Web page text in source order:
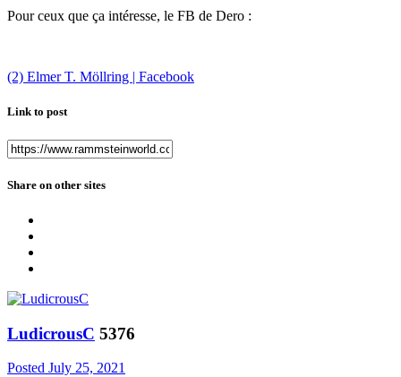
Pour ceux que ça intéresse, le FB de Dero :
(2) Elmer T. Möllring | Facebook
Link to post
Share on other sites
LudicrousC 5376
Posted July 25, 2021